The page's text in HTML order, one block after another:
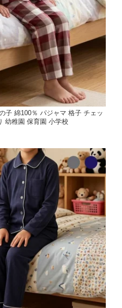
子 綿100％ パジャマ 格子 チェッ
幼稚園 保育園 小学校